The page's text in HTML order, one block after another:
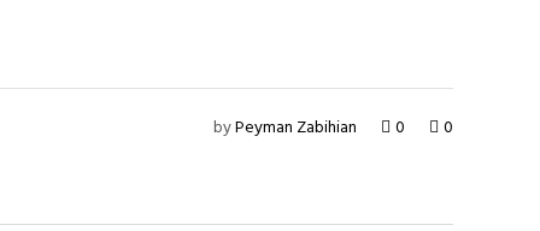
byPeyman Zabihian 0 0